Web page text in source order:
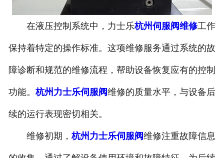
在液压控制系统中，力士乐杭州伺服阀维修工作
保持着特定的操作标准。这项维修服务通过系统的故
障诊断和规范的维修流程，帮助设备恢复应有的控制
功能。杭州力士乐伺服阀维修的质量水平，与设备后
续的运行表现密切相关。
维修初期，杭州力士乐伺服阀维修注重故障信息